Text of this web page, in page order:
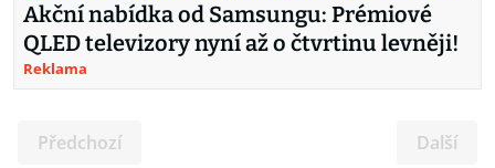
Akční nabídka od Samsungu: Prémiové
QLED televizory nyní až o čtvrtinu levněji!
Reklama
Předchozí Další